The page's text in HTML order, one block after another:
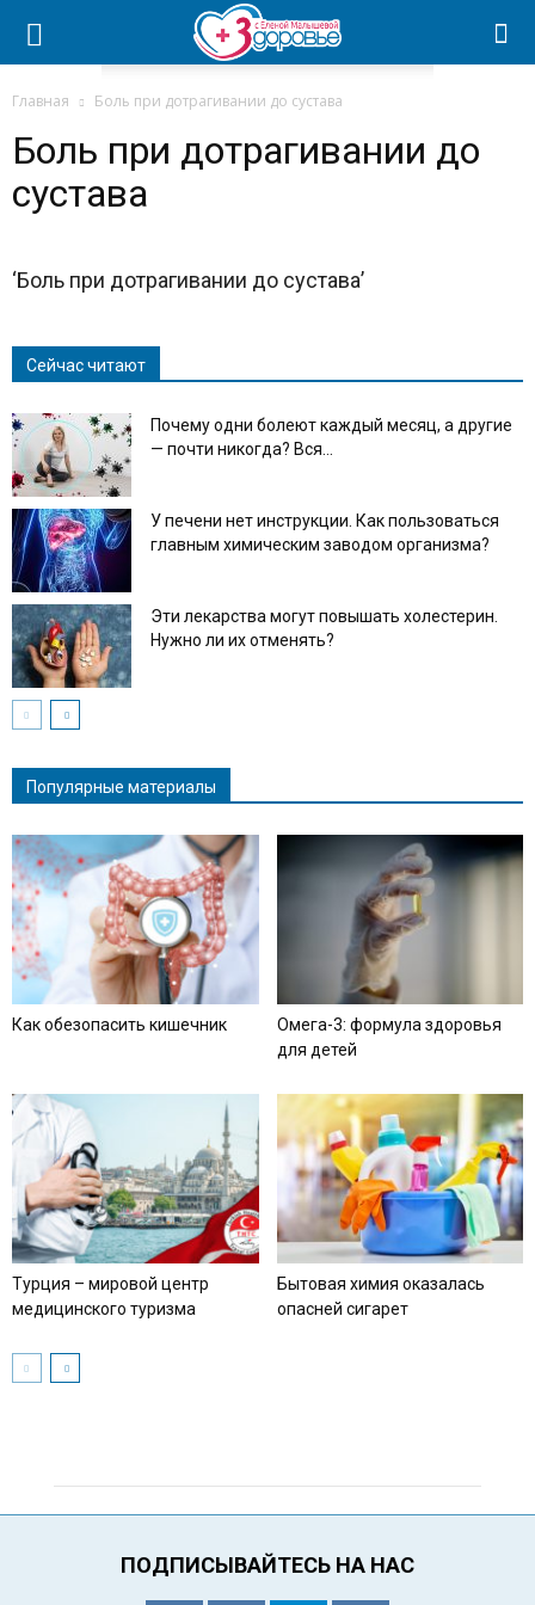
Главная Боль при дотрагивании до сустава
Боль при дотрагивании до
сустава
‘Боль при дотрагивании до сустава’
Сейчас читают
Почему одни болеют каждый месяц, а другие
— почти никогда? Вся...
У печени нет инструкции. Как пользоваться
главным химическим заводом организма?
Эти лекарства могут повышать холестерин.
Нужно ли их отменять?
Популярные материалы
Как обезопасить кишечник
Омега-3: формула здоровья
для детей
Турция – мировой центр
медицинского туризма
Бытовая химия оказалась
опасней сигарет
ПОДПИСЫВАЙТЕСЬ НА НАС